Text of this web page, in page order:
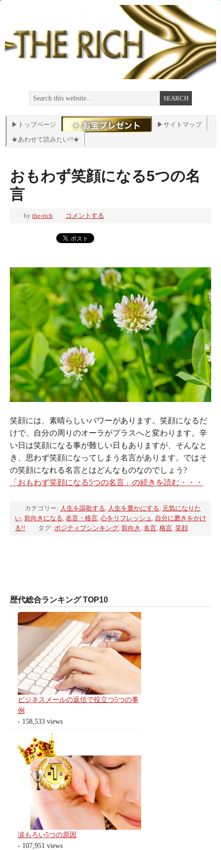
▶トップページ
▶サイトマップ
★あわせて読みたい!!★
おもわず笑顔になる5つの名
言
by the-rich コメントする
笑顔には、素晴らしいパワーがあります。笑顔になるだ
けで、自分の周りのオーラがプラスへと変わります。辛
い日は笑顔になる事が難しい日もありますが、そんなと
き、思わず笑顔になってしまう名言があります。ではそ
の笑顔になれる名言とはどんなものなのでしょう?
「おもわず笑顔になる5つの名言」の続きを読む・・・
カテゴリー: 人生を謳歌する, 人生を豊かにする, 元気になりた
い, 前向きになる, 名言・格言, 心をリフレッシュ , 自分に磨きをかけ
る!!
タグ: ポジティブシンキング, 前向き , 名言, 格言, 笑顔
歴代総合ランキング TOP10
ビジネスメールの返信で役立つ5つの事
例
- 158,533 views
涙もろい5つの原因
- 107,951 views